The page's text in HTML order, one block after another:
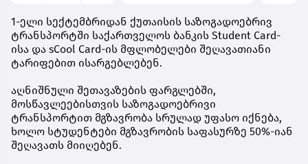
1-ელი სექტემბრიდან ქუთაისის საზოგადოებრივ
ტრანსპორტში საქართველოს ბანკის Student Card-
ისა და sCool Card-ის მფლობელები შეღავათიანი
ტარიფებით ისარგებლებენ.
აღნიშნული შეთავაზების ფარგლებში,
მოსწავლეებისთვის საზოგადოებრივი
ტრანსპორტით მგზავრობა სრულად უფასო იქნება,
ხოლო სტუდენტები მგზავრობის საფასურზე 50%-იან
შეღავათს მიიღებენ.